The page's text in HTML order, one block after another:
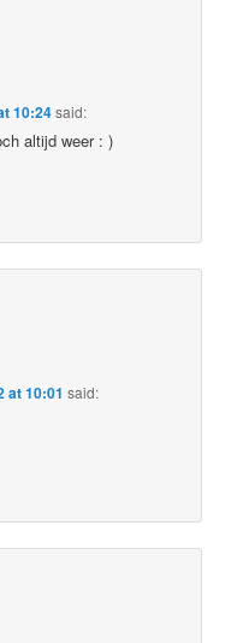
10:24said:
altijd weer : )
at 10:01 said: